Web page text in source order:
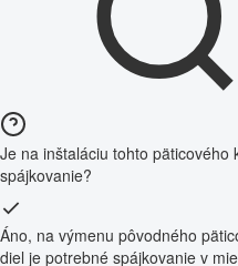
Je na inštaláciu tohto
spájkovanie?
Áno, na výmenu pôvodného
diel je potrebné spájkovanie v